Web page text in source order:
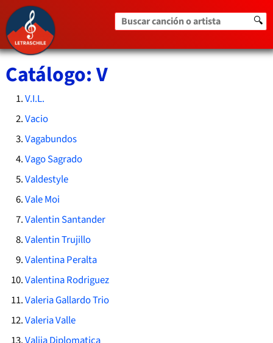
Buscar canción o artista 🔍
Catálogo: V
V.I.L.
Vacio
Vagabundos
Vago Sagrado
Valdestyle
Vale Moi
Valentin Santander
Valentin Trujillo
Valentina Peralta
Valentina Rodriguez
Valeria Gallardo Trio
Valeria Valle